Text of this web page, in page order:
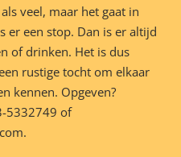
veel, maar het gaat in
er een stop. Dan is er altijd
of drinken. Het is dus
rustige tocht om elkaar
kennen. Opgeven?
5332749 of